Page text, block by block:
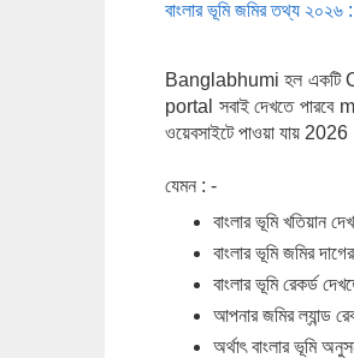
বাংলার ভূমি জমির তথ্য ২০২৬
Banglabhumi হল একটি
portal সবাই দেখতে পারবে
ওয়েবসাইটে পাওয়া যায়
যেমন : -
বাংলার ভূমি খতিয়ান
বাংলার ভূমি জমির
বাংলার ভূমি রেকর্ড
আপনার জমির ল্যান্ড
অর্থাৎ বাংলার ভূমি